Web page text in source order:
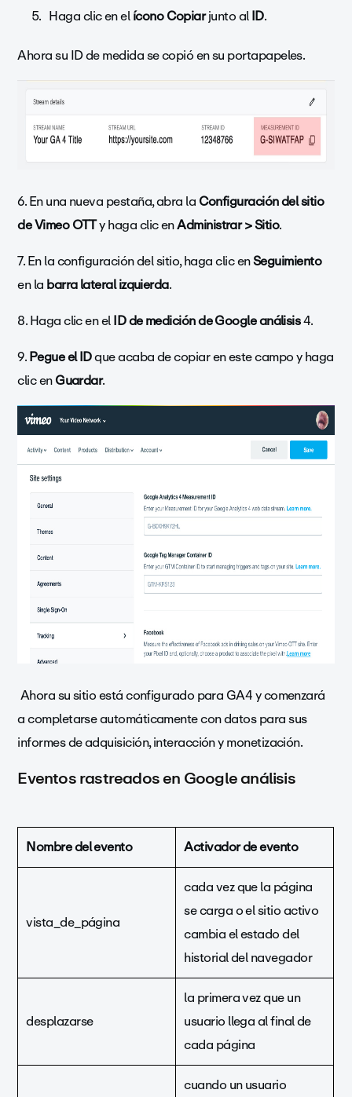
Haga clic en elícono Copiarjunto alID.
Ahora su ID de medida se copió en su portapapeles.
6. En una nueva pestaña, abra laConfiguración del sitio
de Vimeo OTTy haga clic enAdministrar > Sitio.
7. En la configuración del sitio, haga clic enSeguimiento
en labarra lateral izquierda.
8. Haga clic en elID de medición de Google análisis4.
9.Pegue el IDque acaba de copiar en este campo y haga
clic enGuardar.
Ahora su sitio está configurado para GA4 y comenzará
a completarse automáticamente con datos para sus
informes de adquisición, interacción y monetización.
Eventos rastreados en Google análisis
Nombre del evento Activador de evento
vista_de_página
cada vez que la página
se carga o el sitio activo
cambia el estado del
historial del navegador
desplazarse
la primera vez que un
usuario llega al final de
cada página
cuando un usuario